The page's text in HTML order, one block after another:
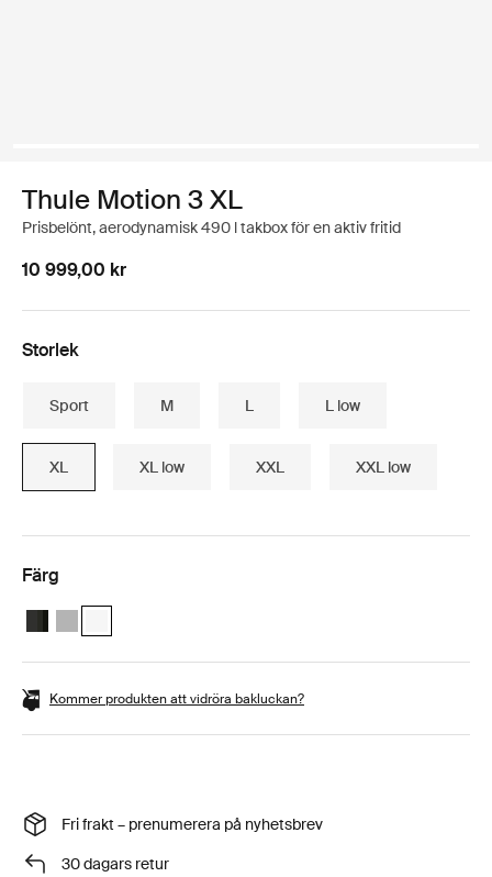
Thule Motion 3 XL
Prisbelönt, aerodynamisk 490 l takbox för en aktiv fritid
10 999,00 kr
Storlek
Sport M L L low
XL XL low XXL XXL low
Färg
Thule Motion 3 XL Black Glossy
Thule Motion 3 XL Titan Glossy
Thule Motion 3 XL Vit (selected)
Kommer produkten att vidröra bakluckan?
Fri frakt – prenumerera på nyhetsbrev
30 dagars retur